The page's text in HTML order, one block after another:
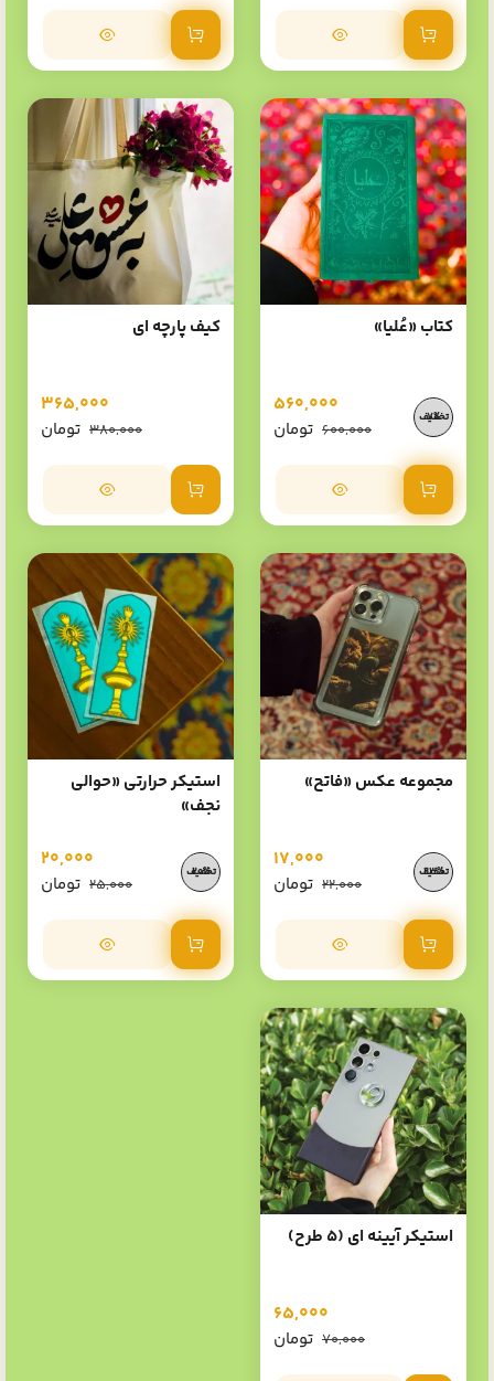
افزودن به سبد خرید افزودن به سبد خرید
کتاب «عُلیا»
7%
560,000
600,000 تومان
افزودن به سبد خرید
کیف پارچه ای
365,000
380,000 تومان
افزودن به سبد خرید
مجموعه عکس «فاتح»
23%
17,000
22,000 تومان
افزودن به سبد خرید
استیکر حرارتی «حوالی
نجف»
20%
20,000
25,000 تومان
افزودن به سبد خرید
استیکر آیینه ای (5 طرح)
65,000
70,000 تومان